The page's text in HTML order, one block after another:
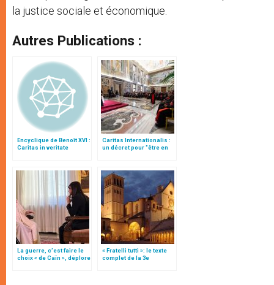
la justice sociale et économique.
Autres Publications :
Encyclique de Benoît XVI :
Caritas in veritate
Caritas Internationalis :
un décret pour "être en
Siège"
La guerre, c’est faire le
choix « de Caïn », déplore
« Fratelli tutti »: le texte
complet de la 3e